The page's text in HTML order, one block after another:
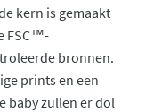
kern is gemaakt
FSC™-
bronnen.
prints en een
baby zullen er dol